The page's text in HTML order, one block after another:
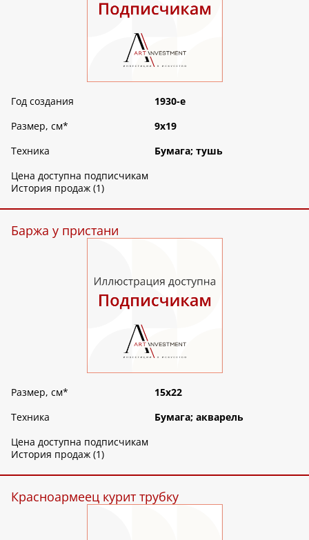
Год создания
1930-е
Размер, см*
9х19
Техника
Бумага; тушь
Цена доступна подписчикам
История продаж (1)
Баржа у пристани
Размер, см*
15х22
Техника
Бумага; акварель
Цена доступна подписчикам
История продаж (1)
Красноармеец курит трубку